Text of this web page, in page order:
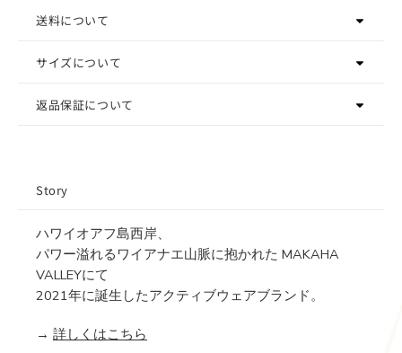
送料について
サイズについて
返品保証について
Story
ハワイオアフ島西岸、
パワー溢れるワイアナエ山脈に抱かれた MAKAHA
VALLEYにて
2021年に誕生したアクティブウェアブランド。
→ 詳しくはこちら